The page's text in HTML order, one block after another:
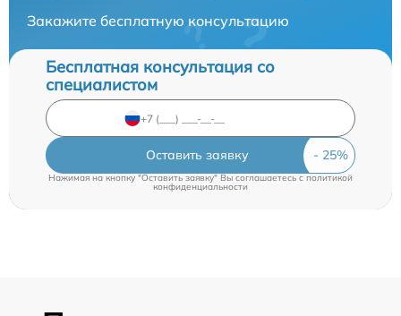
Закажите бесплатную консультацию
Бесплатная консультация со
специалистом
Оставить заявку
Нажимая на кнопку "Оставить заявку" Вы соглашаетесь c политикой
конфиденциальности